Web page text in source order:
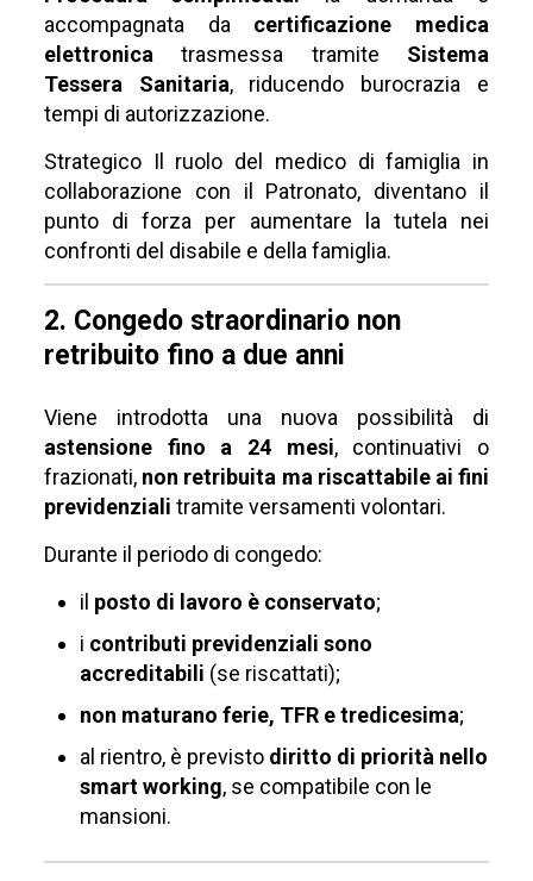
accompagnata da certificazione medica
elettronicatrasmessa tramite Sistema
Tessera Sanitaria, riducendo burocrazia e
tempi di autorizzazione.
Strategico Il ruolo del medico di famiglia in
collaborazione con il Patronato, diventano il
punto di forza per aumentare la tutela nei
confronti del disabile e della famiglia.
2. Congedo straordinario non
retribuito fino a due anni
Viene introdotta una nuova possibilità di
astensione fino a 24 mesi, continuativi o
frazionati, non retribuita ma riscattabile ai fini
previdenziali tramite versamenti volontari.
Durante il periodo di congedo:
il posto di lavoro è conservato;
i contributi previdenziali sono
accreditabili (se riscattati);
non maturano ferie, TFR e tredicesima;
al rientro, è previsto diritto di priorità nello
smart working, se compatibile con le
mansioni.